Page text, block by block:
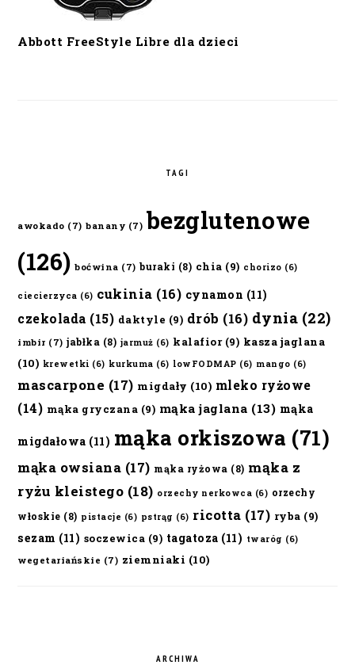
Abbott FreeStyle Libre dla dzieci
TAGI
awokado (7) banany (7) bezglutenowe
(126) boćwina (7) buraki (8) chia (9) chorizo (6)
ciecierzyca (6) cukinia (16) cynamon (11)
czekolada (15) daktyle (9) drób (16) dynia (22)
imbir (7) jabłka (8) jarmuż (6) kalafior(9) kasza jaglana
(10) krewetki (6) kurkuma (6) lowFODMAP (6) mango (6)
mascarpone (17) migdały (10) mleko ryżowe
(14) mąka gryczana (9) mąka jaglana (13) mąka
migdałowa (11) mąka orkiszowa (71)
mąka owsiana (17) mąka ryżowa (8) mąka z
ryżu kleistego (18) orzechy nerkowca (6) orzechy
włoskie (8) pistacje (6) pstrąg (6) ricotta (17) ryba (9)
sezam (11) soczewica (9) tagatoza (11) twaróg (6)
wegetariańskie (7) ziemniaki (10)
ARCHIWA